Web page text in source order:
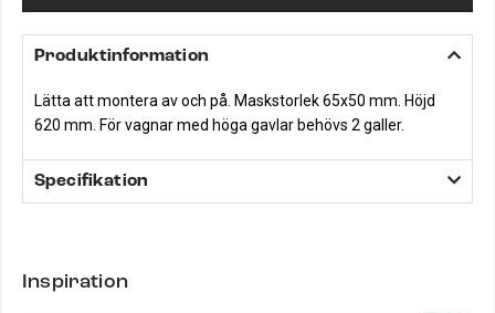
Produktinformation
Lätta att montera av och på. Maskstorlek 65x50 mm. Höjd
620 mm. För vagnar med höga gavlar behövs 2 galler.
Specifikation
Inspiration